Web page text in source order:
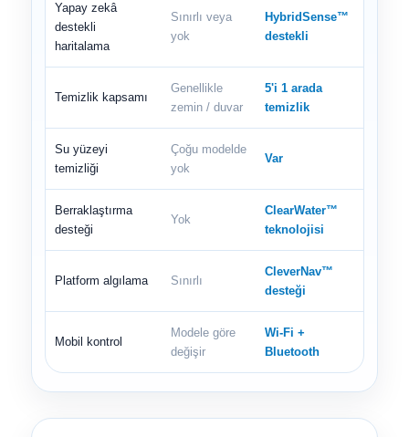
Yapay zekâ
destekli
haritalama
Sınırlı veya
yok
HybridSense™
destekli
Temizlik kapsamı
Genellikle
zemin / duvar
5'i 1 arada
temizlik
Su yüzeyi
temizliği
Çoğu modelde
yok
Var
Berraklaştırma
desteği
Yok
ClearWater™
teknolojisi
Platform algılama Sınırlı
CleverNav™
desteği
Mobil kontrol
Modele göre
değişir
Wi-Fi +
Bluetooth